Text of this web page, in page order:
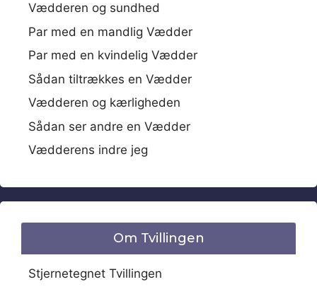
Vædderen og sundhed
Par med en mandlig Vædder
Par med en kvindelig Vædder
Sådan tiltrækkes en Vædder
Vædderen og kærligheden
Sådan ser andre en Vædder
Vædderens indre jeg
Om Tvillingen
Stjernetegnet Tvillingen